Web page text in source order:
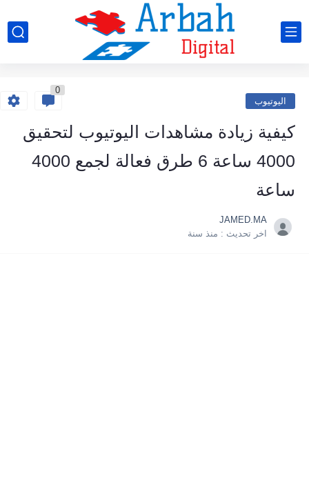
اليوتيوب
0
كيفية زيادة مشاهدات اليوتيوب لتحقيق
4000 ساعة 6 طرق فعالة لجمع 4000
ساعة
JAMED.MA
اخر تحديث : منذ سنة